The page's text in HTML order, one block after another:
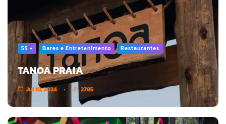
55 + Bares e Entretenimento Restaurantes
TANOA PRAIA
Jul 10, 2024 2785